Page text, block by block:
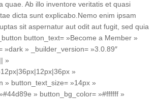
quae. Ab illo inventore veritatis et quasi
dicta sunt explicabo.Nemo enim ipsam
sit aspernatur aut odit aut fugit, sed quia
button_text= »Become a Member »
»dark » _builder_version= »3.0.89″
»
»
» button_text_size= »14px »
» button_bg_color= »#ffffff »